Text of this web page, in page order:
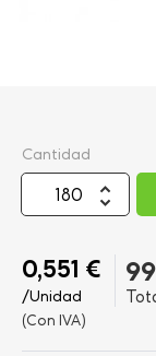
0,551 €
/Unidad
(Con IVA)
Cantidad